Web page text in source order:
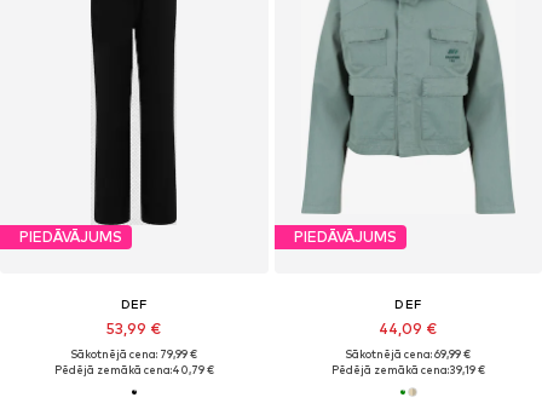
PIEDĀVĀJUMS
DEF
53,99 €
Sākotnējā cena: 79,99 €
Pēdējā zemākā cena:40,79 €
PIEDĀVĀJUMS
DEF
44,09 €
Sākotnējā cena: 69,99 €
Pēdējā zemākā cena:39,19 €